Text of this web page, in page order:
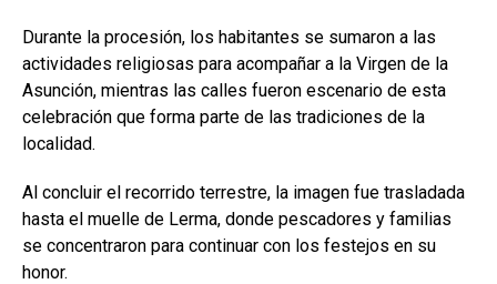
Durante la procesión, los habitantes se sumaron a las
actividades religiosas para acompañar a la Virgen de la
Asunción, mientras las calles fueron escenario de esta
celebración que forma parte de las tradiciones de la
localidad.
Al concluir el recorrido terrestre, la imagen fue trasladada
hasta el muelle de Lerma, donde pescadores y familias
se concentraron para continuar con los festejos en su
honor.